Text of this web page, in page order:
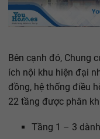
Bên cạnh đó, Chung
ích nội khu hiện đại
đồng, hệ thống điều
22 tầng được phân
Tầng 1 – 3